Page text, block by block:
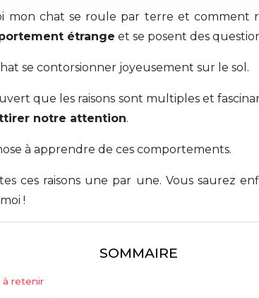
mon chat se roule par terre et comment
étrange et se posent des
se contorsionner joyeusement sur le sol.
que les raisons sont multiples et
notre attention.
à apprendre de ces comportements.
ces raisons une par une. Vous saurez
!
SOMMAIRE
à retenir